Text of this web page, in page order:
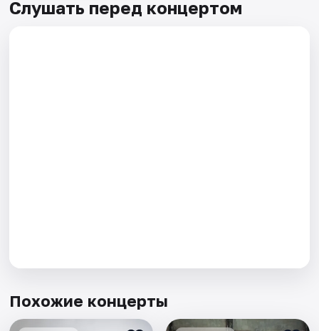
Слушать перед концертом
Похожие концерты